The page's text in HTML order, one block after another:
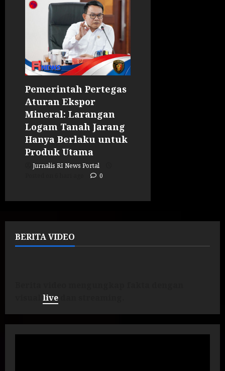
Pemerintah Pertegas
Aturan Ekspor
Mineral: Larangan
Logam Tanah Jarang
Hanya Berlaku untuk
Produk Utama
Jurnalis RI News Portal
0
BERITA VIDEO
live